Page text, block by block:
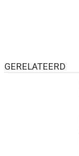
GERELATEERD